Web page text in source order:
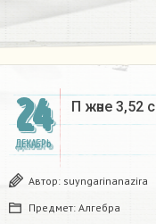
24
ДЕКАБРЬ
Π және 3,52
Автор: suyngarinanazira
Предмет: Алгебра